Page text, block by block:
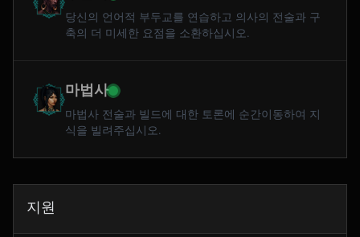
당신의 언어적 부두교를 연습하고 의사의 전술과 구
축의 더 미세한 요점을 소환하십시오.
마법사
마법사 전술과 빌드에 대한 토론에 순간이동하여 지
식을 빌려주십시오.
지원